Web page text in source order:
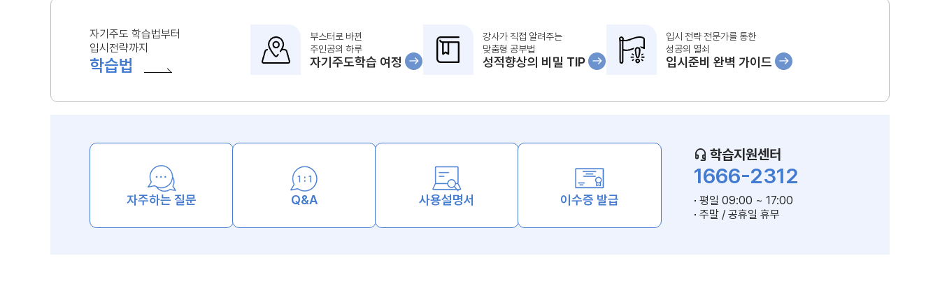
자기주도 학습법부터
입시전략까지
학습법
부스터로 바뀐
주인공의 하루
자기주도학습 여정
강사가 직접 알려주는
맞춤형 공부법
성적향상의 비밀 TIP
입시 전략 전문가를 통한
성공의 열쇠
입시준비 완벽 가이드
자주하는 질문 Q&A 사용설명서 이수증 발급
학습지원센터
1666-2312
평일 09:00 ~ 17:00
주말 / 공휴일 휴무